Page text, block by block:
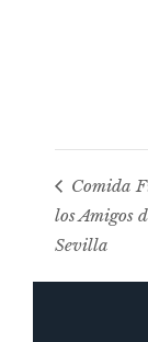
Comida
los Amigos
Sevilla